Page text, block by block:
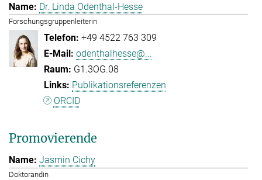
Dr. Linda Odenthal-Hesse
Forschungsgruppenleiterin
+49 4522 763 309
odenthalhesse@...
G1.3OG.08
Publikationsreferenzen
ORCID
Promovierende
Jasmin Cichy
Doktorandin